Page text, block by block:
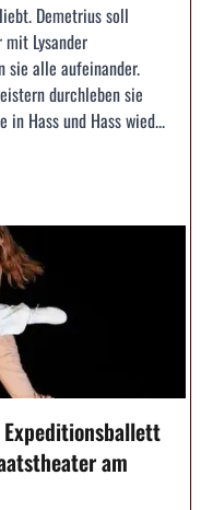
Demetrius soll
Lysander
sie alle aufeinander.
durchleben sie
Hass und Hass wied...
Expeditionsballett
am